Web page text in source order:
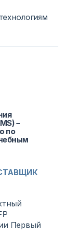
–
по